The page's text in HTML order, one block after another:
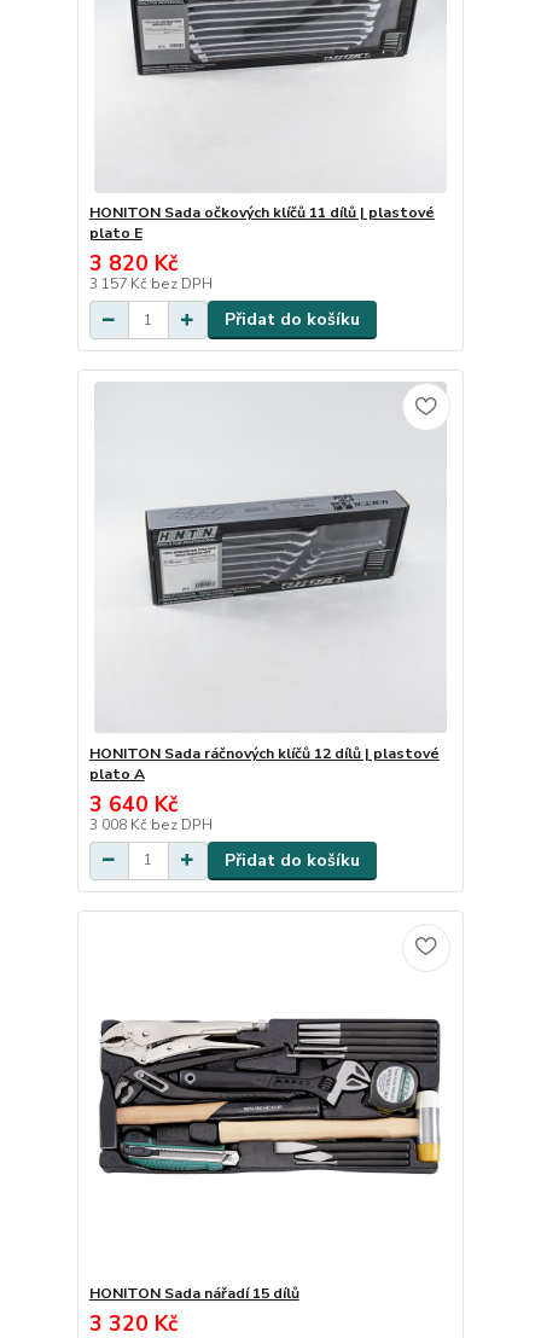
HONITON Sada očkových klíčů 11 dílů | plastové
plato E
3 820 Kč
3 157 Kč bez DPH
Přidat do košíku
HONITON Sada ráčnových klíčů 12 dílů | plastové
plato A
3 640 Kč
3 008 Kč bez DPH
Přidat do košíku
HONITON Sada nářadí 15 dílů
3 320 Kč